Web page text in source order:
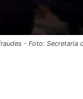
- Foto: Secretaria